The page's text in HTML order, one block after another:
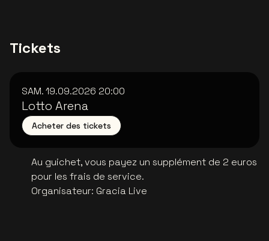
Tickets
SAM. 19.09.2026 20:00
Lotto Arena
Acheter des tickets
Au guichet, vous payez un supplément de 2 euros
pour les frais de service.
Organisateur: Gracia Live